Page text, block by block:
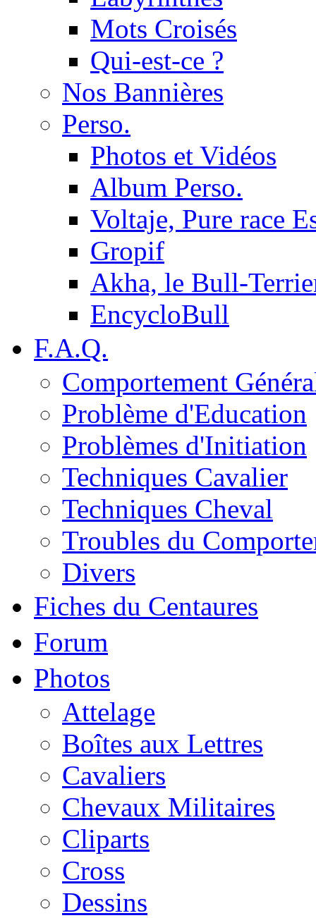
Mots Croisés
Qui-est-ce ?
Nos Bannières
Perso.
Photos et Vidéos
Album Perso.
Voltaje, Pure race
Gropif
Akha, le Bull-
EncycloBull
F.A.Q.
Comportement
Problème d'Education
Problèmes d'Initiation
Techniques Cavalier
Techniques Cheval
Troubles du
Divers
Fiches du Centaures
Forum
Photos
Attelage
Boîtes aux Lettres
Cavaliers
Chevaux Militaires
Cliparts
Cross
Dessins